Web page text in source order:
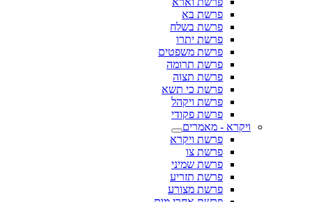
פרשת בא
פרשת בשלח
פרשת יתרו
פרשת משפטים
פרשת תרומה
פרשת תצוה
פרשת כי תשא
פרשת ויקהל
פרשת פקודי
ויקרא - מאמרים
פרשת ויקרא
פרשת צו
פרשת שמיני
פרשת תזריע
פרשת מצורע